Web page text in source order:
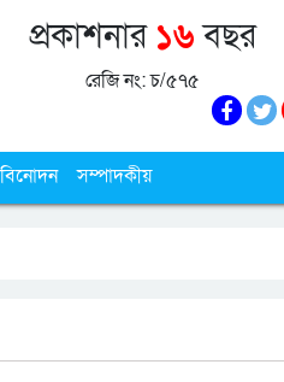
প্রকাশনার ১৬বছর
রেজি নং: চ/৫৭৫
বিনোদন সম্পাদকীয়